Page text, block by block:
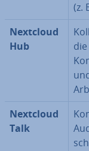
(z.
Nextcloud
Hub
Nextcloud
Talk